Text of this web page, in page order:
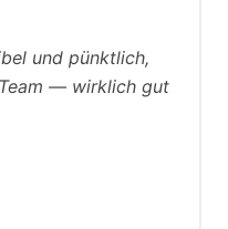
und pünktlich,
— wirklich gut